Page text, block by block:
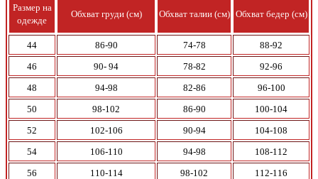
Размер на
одежде
Обхват груди (см) Обхват талии(см) Обхват бедер (см)
44 86-90 74-78
88-92
46
90- 94 78-82
92-96
48
94-98 82-86
96-100
50
98-102 86-90
100-104
52
102-106 90-94
104-108
54
106-110 94-98
108-112
56
110-114 98-102
112-116